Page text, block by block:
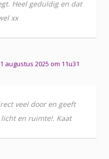
Heel geduldig en dat
xx
augustus 2025 om 11u31
veel door en geeft
en ruimte!. Kaat